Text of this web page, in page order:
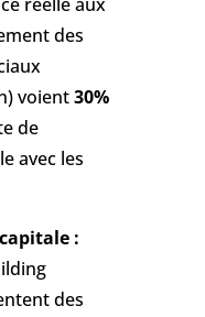
des
voient30%
de
avec les
:
des